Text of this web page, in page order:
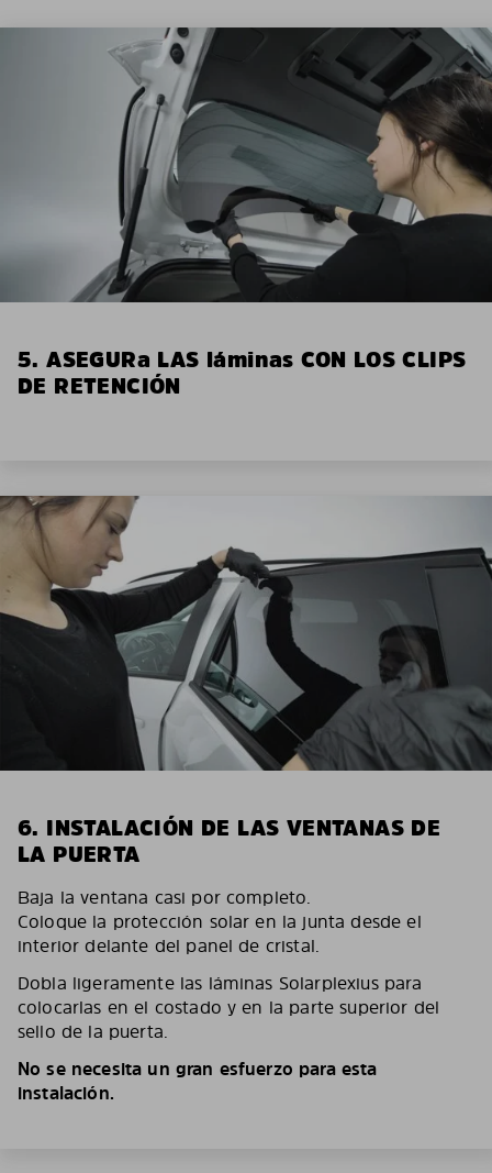
5. ASEGURa LAS láminas CON LOS CLIPS
DE RETENCIÓN
6. INSTALACIÓN DE LAS VENTANAS DE
LA PUERTA
Baja la ventana casi por completo.
Coloque la protección solar en la junta desde el
interior delante del panel de cristal.
Dobla ligeramente las láminas Solarplexius para
colocarlas en el costado y en la parte superior del
sello de la puerta.
No se necesita un gran esfuerzo para esta
instalación.